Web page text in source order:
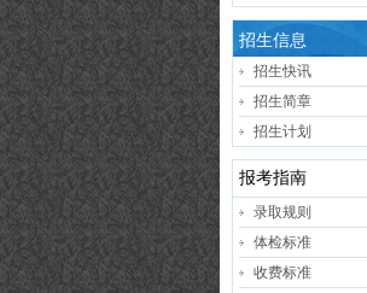
招生信息
招生快讯
招生简章
招生计划
报考指南
录取规则
体检标准
收费标准